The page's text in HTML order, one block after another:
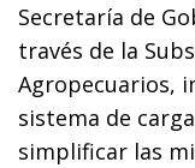
Secretaría de
través de la
Agropecuarios,
sistema de
simplificar las